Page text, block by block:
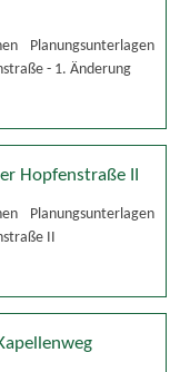
Planungsunterlagen
- 1. Änderung
Hopfenstraße II
Planungsunterlagen
II